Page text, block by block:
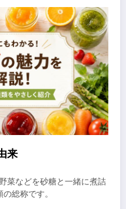
来
菜などを砂糖と一緒に煮詰
総称です。